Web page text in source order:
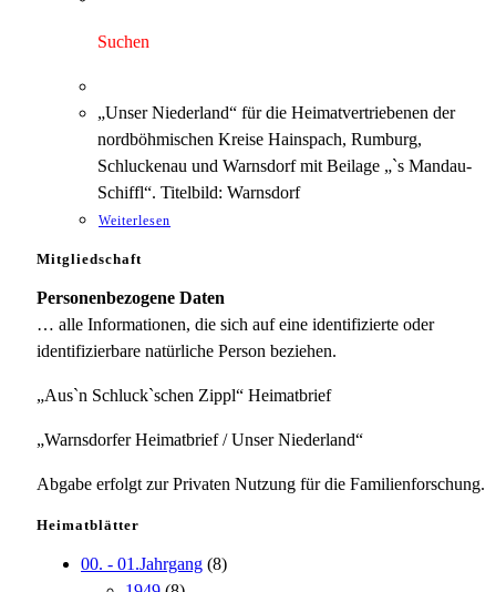
Suchen
„Unser Niederland“ für die Heimatvertriebenen der
nordböhmischen Kreise Hainspach, Rumburg,
Schluckenau und Warnsdorf mit Beilage „`s Mandau-
Schiffl“. Titelbild: Warnsdorf
Weiterlesen
Mitgliedschaft
Personenbezogene Daten
… alle Informationen, die sich auf eine identifizierte oder
identifizierbare natürliche Person beziehen.
„Aus`n Schluck`schen Zippl“ Heimatbrief
„Warnsdorfer Heimatbrief / Unser Niederland“
Abgabe erfolgt zur Privaten Nutzung für die Familienforschung.
Heimatblätter
00. - 01.Jahrgang (8)